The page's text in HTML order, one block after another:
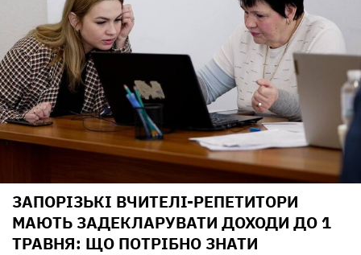
ЗАПОРІЗЬКІ ВЧИТЕЛІ-РЕПЕТИТОРИ
МАЮТЬ ЗАДЕКЛАРУВАТИ ДОХОДИ ДО 1
ТРАВНЯ: ЩО ПОТРІБНО ЗНАТИ